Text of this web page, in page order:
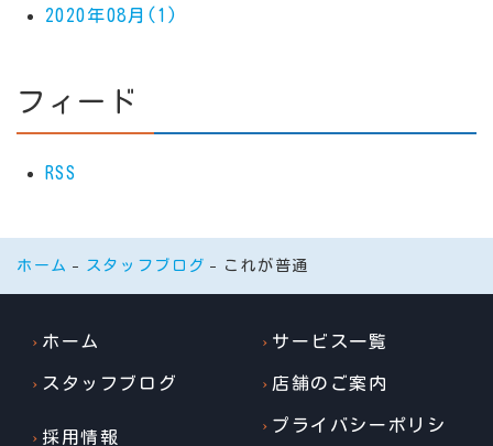
2020年08月(1)
フィード
RSS
ホーム スタッフブログ これが普通
ホーム サービス一覧
スタッフブログ 店舗のご案内
採用情報
プライバシーポリシ